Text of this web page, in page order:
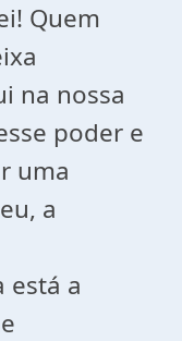
Quem
na nossa
poder e
uma
a
está a